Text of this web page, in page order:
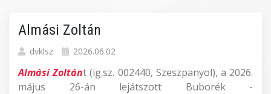
Almási Zoltán
dvklsz 2026.06.02
Almási Zoltánt (ig.sz. 002440, Szeszpanyol), a 2026.
május 26-án lejátszott Buborék -